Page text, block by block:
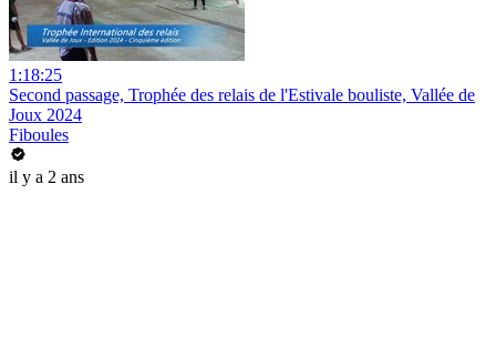
1:18:25
Second passage, Trophée des relais de l'Estivale bouliste, Vallée de
Joux 2024
Fiboules
il y a 2 ans